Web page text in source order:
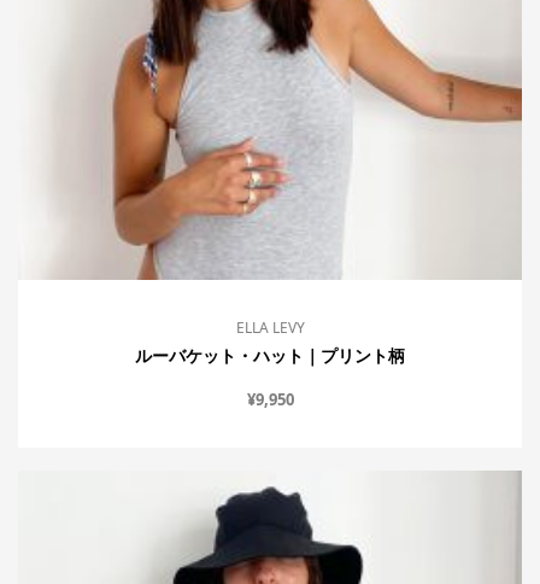
ELLA LEVY
ルーバケット・ハット｜プリント柄
¥9,950